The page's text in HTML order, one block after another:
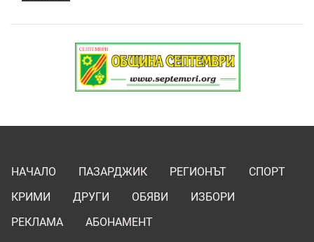
НАЧАЛО ПАЗАРДЖИК РЕГИОНЪТ
СПОРТ
КРИМИ
ДРУГИ ОБЯВИ
ИЗБОРИ
РЕКЛАМА
АБОНАМЕНТ